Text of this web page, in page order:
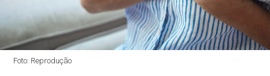
Foto: Reprodução